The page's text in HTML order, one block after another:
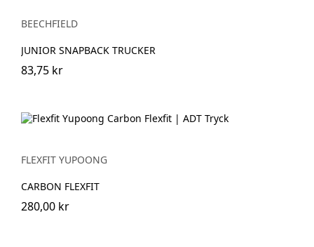
BEECHFIELD
JUNIOR SNAPBACK TRUCKER
83,75 kr
FLEXFIT YUPOONG
CARBON FLEXFIT
280,00 kr